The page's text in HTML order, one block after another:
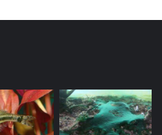
kiedy faza
Wraz z
deszczów